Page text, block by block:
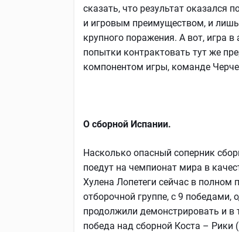
сказать, что результат оказался
и игровым преимуществом, и
крупного поражения. А вот, игра
попытки контрактовать тут же
компонентом игры, команде
О сборной Испании.
Насколько опасный соперник
поедут на чемпионат мира в
Хулена Лопетеги сейчас в полном
отборочной группе, с 9
продолжили демонстрировать и
победа над сборной Коста – Рики